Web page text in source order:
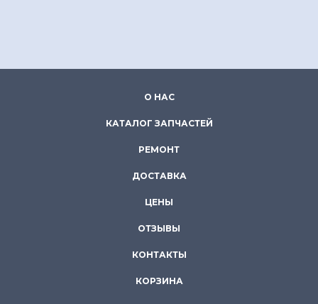
О НАС
КАТАЛОГ ЗАПЧАСТЕЙ
РЕМОНТ
ДОСТАВКА
ЦЕНЫ
ОТЗЫВЫ
КОНТАКТЫ
КОРЗИНА